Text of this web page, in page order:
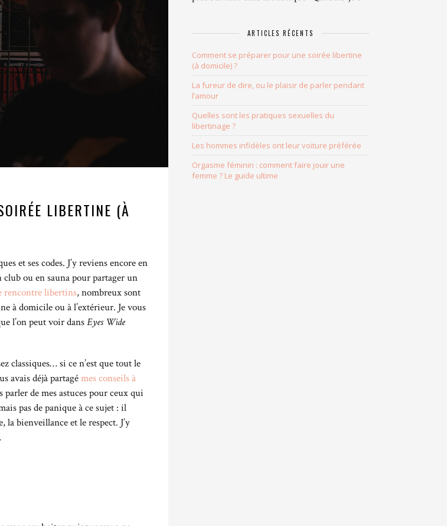
LIBERTINE (À
et ses codes. J’y reviens encore en
ou en sauna pour partager un
rencontre libertins, nombreux sont
à domicile ou à l’extérieur. Je vous
l’on peut voir dansEyes Wide
classiques… si ce n’est que tout le
avais déjà partagémes conseils à
parler de mes astuces pour ceux qui
pas de panique à ce sujet : il
la bienveillance et le respect. J’y
ARTICLES RÉCENTS
Comment se préparer pour une soirée libertine
(à domicile) ?
La fureur de dire, ou le plaisir de parler pendant
l’amour
Quelles sont les pratiques sexuelles du
libertinage ?
Les hommes infidèles ont leur voiture préférée
Orgasme féminin : comment faire jouir une
femme ? Le guide ultime